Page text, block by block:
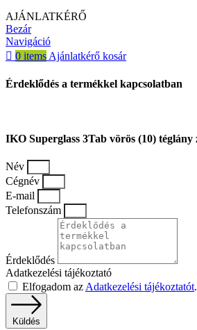
AJÁNLATKÉRŐ
Bezár
Navigáció
0 items Ajánlatkérő kosár
Érdeklődés a termékkel kapcsolatban
IKO Superglass 3Tab vörös (10) téglány
Név
Cégnév
E-mail
Telefonszám
Érdeklődés
Adatkezelési tájékoztató
Elfogadom az Adatkezelési tájékoztatót.
Küldés